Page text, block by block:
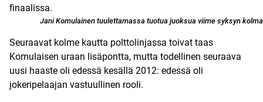
Jani Komulainen tuulettamassa tuotua juoksua viime syksyn
Seuraavat kolme kautta polttolinjassa toivat taas
Komulaisen uraan lisäpontta, mutta todellinen seuraava
uusi haaste oli edessä kesällä 2012: edessä oli
jokeripelaajan vastuullinen rooli.